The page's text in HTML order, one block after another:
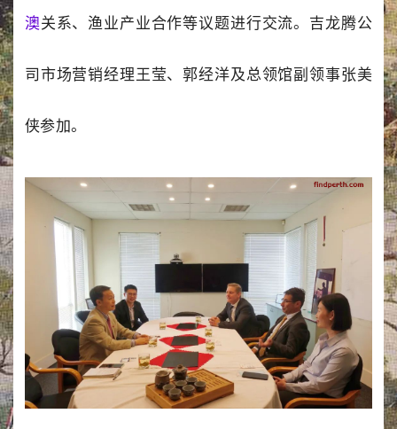
澳关系、渔业产业合作等议题进行交流。吉龙腾公
司市场营销经理王莹、郭经洋及总领馆副领事张美
侠参加。